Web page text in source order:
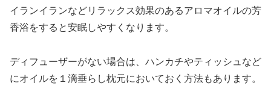
イランイランなどリラックス効果のあるアロマオイルの芳
香浴をすると安眠しやすくなります。
ディフューザーがない場合は、ハンカチやティッシュなど
にオイルを１滴垂らし枕元においておく方法もあります。